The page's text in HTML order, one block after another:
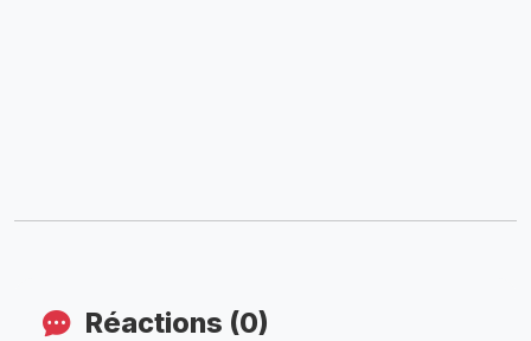
Réactions (0)